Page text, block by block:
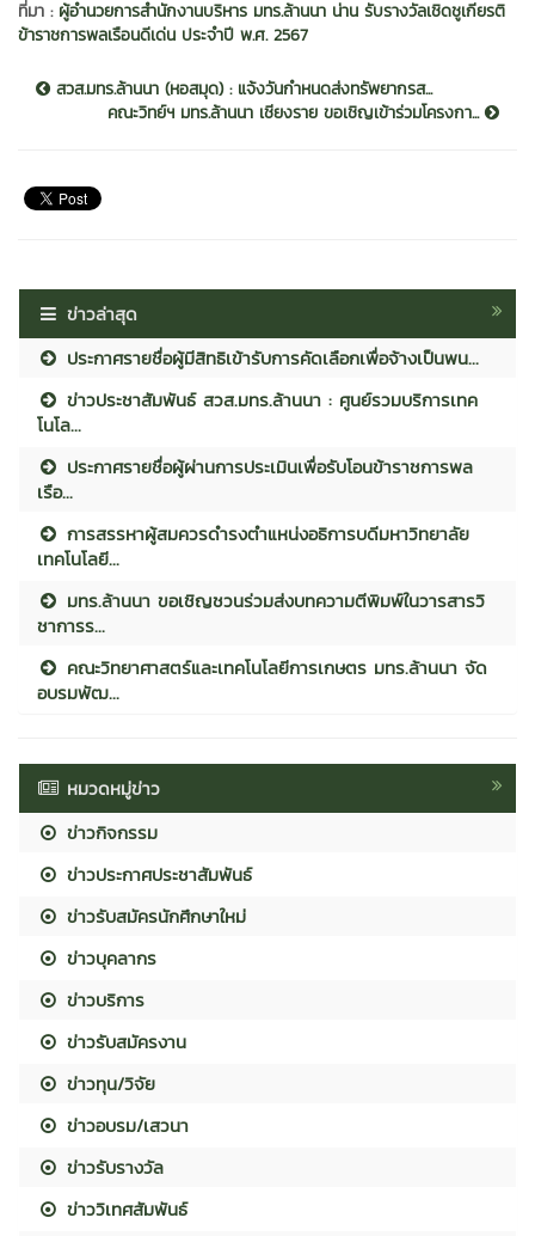
ที่มา : ผู้อำนวยการสำนักงานบริหาร มทร.ล้านนา น่าน รับรางวัลเชิดชูเกียรติ
ข้าราชการพลเรือนดีเด่น ประจำปี พ.ศ. 2567
สวส.มทร.ล้านนา (หอสมุด) : แจ้งวันกำหนดส่งทรัพยากรส...
คณะวิทย์ฯ มทร.ล้านนา เชียงราย ขอเชิญเข้าร่วมโครงกา...
ข่าวล่าสุด
ประกาศรายชื่อผู้มีสิทธิเข้ารับการคัดเลือกเพื่อจ้างเป็นพน...
ข่าวประชาสัมพันธ์ สวส.มทร.ล้านนา : ศูนย์รวมบริการเทค
โนโล...
ประกาศรายชื่อผู้ผ่านการประเมินเพื่อรับโอนข้าราชการพล
เรือ...
การสรรหาผู้สมควรดำรงตำแหน่งอธิการบดีมหาวิทยาลัย
เทคโนโลยี...
มทร.ล้านนา ขอเชิญชวนร่วมส่งบทความตีพิมพ์ในวารสารวิ
ชาการร...
คณะวิทยาศาสตร์และเทคโนโลยีการเกษตร มทร.ล้านนา จัด
อบรมพัฒ...
หมวดหมู่ข่าว
ข่าวกิจกรรม
ข่าวประกาศประชาสัมพันธ์
ข่าวรับสมัครนักศึกษาใหม่
ข่าวบุคลากร
ข่าวบริการ
ข่าวรับสมัครงาน
ข่าวทุน/วิจัย
ข่าวอบรม/เสวนา
ข่าวรับรางวัล
ข่าววิเทศสัมพันธ์